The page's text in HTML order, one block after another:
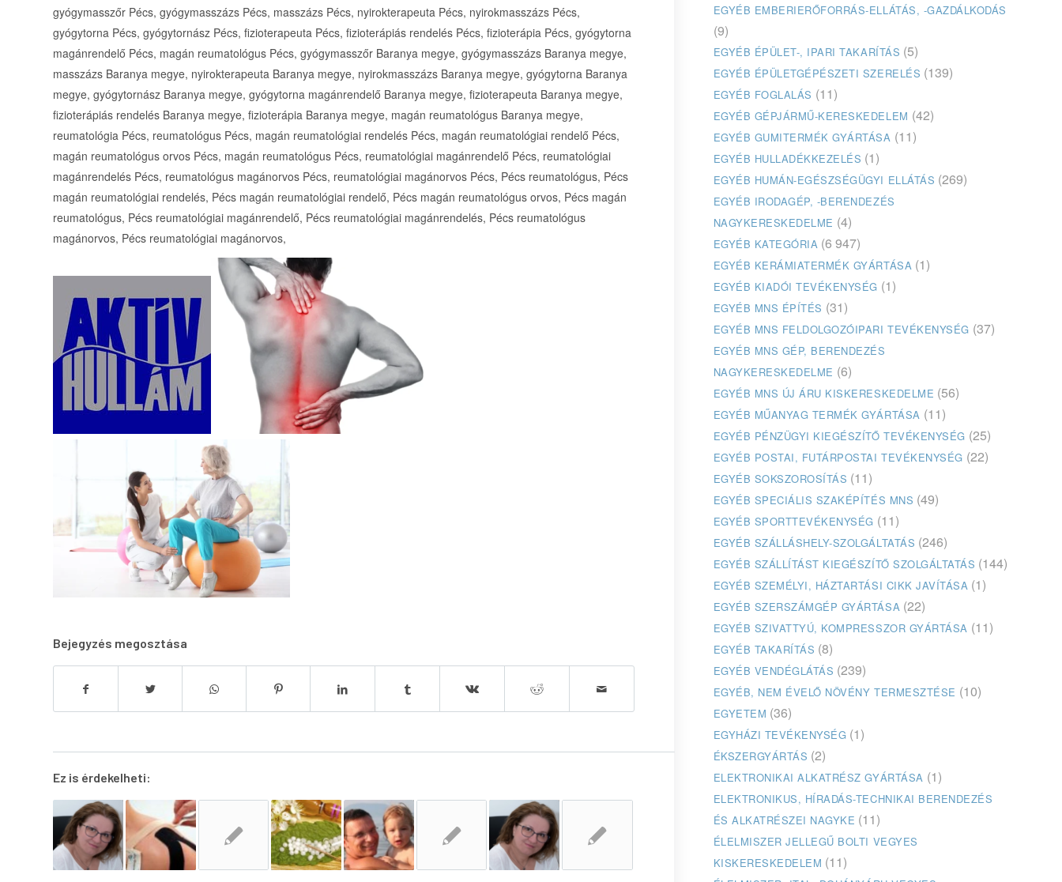
gyógymasszőr Pécs, gyógymasszázs Pécs, masszázs Pécs, nyirokterapeuta Pécs, nyirokmasszázs Pécs,
gyógytorna Pécs, gyógytornász Pécs, fizioterapeuta Pécs, fizioterápiás rendelés Pécs, fizioterápia Pécs, gyógytorna
magánrendelő Pécs, magán reumatológus Pécs, gyógymasszőr Baranya megye, gyógymasszázs Baranya megye,
masszázs Baranya megye, nyirokterapeuta Baranya megye, nyirokmasszázs Baranya megye, gyógytorna Baranya
megye, gyógytornász Baranya megye, gyógytorna magánrendelő Baranya megye, fizioterapeuta Baranya megye,
fizioterápiás rendelés Baranya megye, fizioterápia Baranya megye, magán reumatológus Baranya megye,
reumatológia Pécs, reumatológus Pécs, magán reumatológiai rendelés Pécs, magán reumatológiai rendelő Pécs,
magán reumatológus orvos Pécs, magán reumatológus Pécs, reumatológiai magánrendelő Pécs, reumatológiai
magánrendelés Pécs, reumatológus magánorvos Pécs, reumatológiai magánorvos Pécs, Pécs reumatológus, Pécs
magán reumatológiai rendelés, Pécs magán reumatológiai rendelő, Pécs magán reumatológus orvos, Pécs magán
reumatológus, Pécs reumatológiai magánrendelő, Pécs reumatológiai magánrendelés, Pécs reumatológus
magánorvos, Pécs reumatológiai magánorvos,
Bejegyzés megosztása
Ez is érdekelheti:
EGYÉB EMBERIERŐFORRÁS-ELLÁTÁS, -GAZDÁLKODÁS
(9)
EGYÉB ÉPÜLET-, IPARI TAKARÍTÁS (5)
EGYÉB ÉPÜLETGÉPÉSZETI SZERELÉS (139)
EGYÉB FOGLALÁS (11)
EGYÉB GÉPJÁRMŰ-KERESKEDELEM (42)
EGYÉB GUMITERMÉK GYÁRTÁSA (11)
EGYÉB HULLADÉKKEZELÉS (1)
EGYÉB HUMÁN-EGÉSZSÉGÜGYI ELLÁTÁS (269)
EGYÉB IRODAGÉP, -BERENDEZÉS
NAGYKERESKEDELME (4)
EGYÉB KATEGÓRIA (6 947)
EGYÉB KERÁMIATERMÉK GYÁRTÁSA (1)
EGYÉB KIADÓI TEVÉKENYSÉG (1)
EGYÉB MNS ÉPÍTÉS (31)
EGYÉB MNS FELDOLGOZÓIPARI TEVÉKENYSÉG (37)
EGYÉB MNS GÉP, BERENDEZÉS
NAGYKERESKEDELME (6)
EGYÉB MNS ÚJ ÁRU KISKERESKEDELME (56)
EGYÉB MŰANYAG TERMÉK GYÁRTÁSA (11)
EGYÉB PÉNZÜGYI KIEGÉSZÍTŐ TEVÉKENYSÉG (25)
EGYÉB POSTAI, FUTÁRPOSTAI TEVÉKENYSÉG (22)
EGYÉB SOKSZOROSÍTÁS (11)
EGYÉB SPECIÁLIS SZAKÉPÍTÉS MNS (49)
EGYÉB SPORTTEVÉKENYSÉG (11)
EGYÉB SZÁLLÁSHELY-SZOLGÁLTATÁS (246)
EGYÉB SZÁLLÍTÁST KIEGÉSZÍTŐ SZOLGÁLTATÁS (144)
EGYÉB SZEMÉLYI, HÁZTARTÁSI CIKK JAVÍTÁSA (1)
EGYÉB SZERSZÁMGÉP GYÁRTÁSA (22)
EGYÉB SZIVATTYÚ, KOMPRESSZOR GYÁRTÁSA (11)
EGYÉB TAKARÍTÁS (8)
EGYÉB VENDÉGLÁTÁS (239)
EGYÉB, NEM ÉVELŐ NÖVÉNY TERMESZTÉSE (10)
EGYETEM (36)
EGYHÁZI TEVÉKENYSÉG (1)
ÉKSZERGYÁRTÁS (2)
ELEKTRONIKAI ALKATRÉSZ GYÁRTÁSA (1)
ELEKTRONIKUS, HÍRADÁS-TECHNIKAI BERENDEZÉS
ÉS ALKATRÉSZEI NAGYKE (11)
ÉLELMISZER JELLEGŰ BOLTI VEGYES
KISKERESKEDELEM (11)